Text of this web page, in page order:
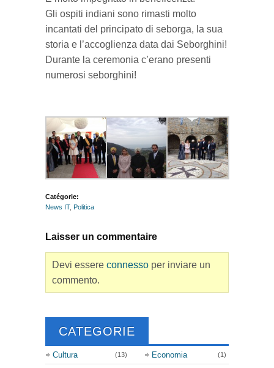
Gli ospiti indiani sono rimasti molto
incantati del principato di seborga, la sua
storia e l’accoglienza data dai Seborghini!
Durante la ceremonia c’erano presenti
numerosi seborghini!
Catégorie:
News IT, Politica
Laisser un commentaire
Devi essere connesso per inviare un
commento.
CATEGORIE
Cultura (13) Economia (1)